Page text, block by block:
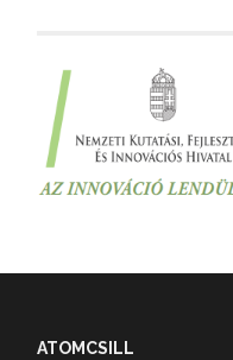
ATOMCSILL